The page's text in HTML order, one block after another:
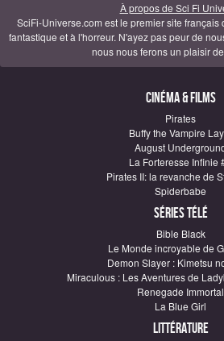
À propos de Sci Fi
SciFi-Universe.com est le premier site
fantastique et à l'horreur. N'ayez pas peur de
nous nous ferons un plaisir
Cinéma & Films
Pirates
Buffy the Vampire
August
La Forteresse Infinie
Pirates II: la revanche de
Spiderbabe
Séries télé
Bible Black
Le Monde incroyable de
Demon Slayer : Kimetsu
Miraculous : Les Aventures de
Renegade Immortal
La Blue Girl
Littérature